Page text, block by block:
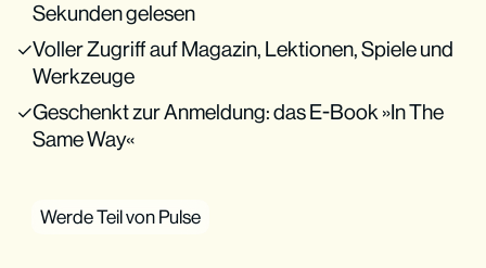
Sekunden gelesen
Voller Zugriff auf Magazin, Lektionen, Spiele und
Werkzeuge
Geschenkt zur Anmeldung: das E-Book »In The
Same Way«
Werde Teil von Pulse